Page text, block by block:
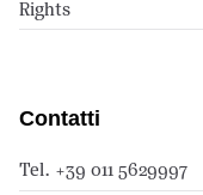
Rights
Contatti
Tel. +39 011 5629997